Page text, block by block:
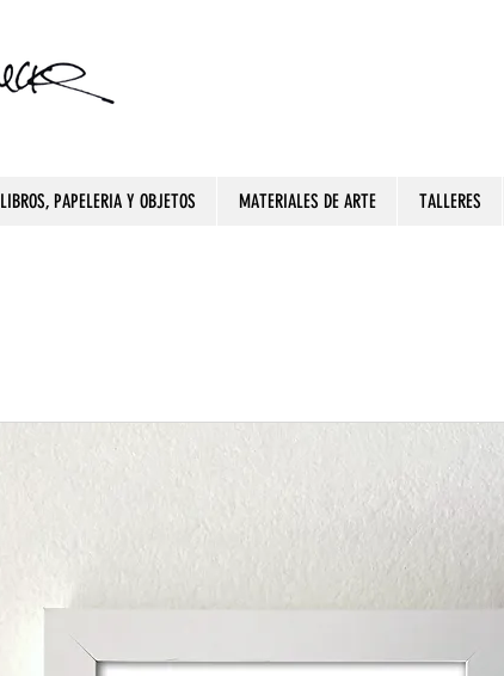
LIBROS, PAPELERIA Y OBJETOS MATERIALES DE ARTE TALLERES